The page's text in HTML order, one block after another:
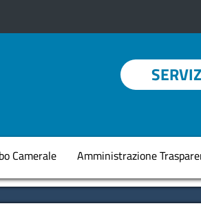
Camerale Amministrazione